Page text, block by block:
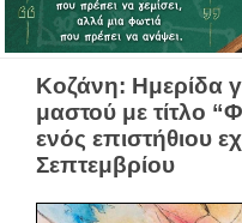
Κοζάνη: Ημερίδα
μαστού με τίτλο
ενός επιστήθιου
Σεπτεμβρίου